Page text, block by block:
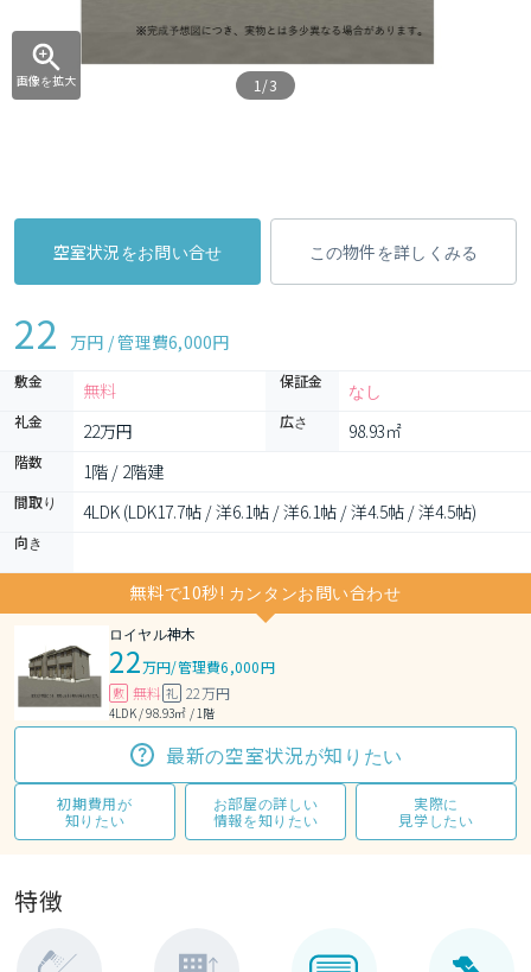
画像を拡大 1/3
空室状況をお問い合せ この物件を詳しくみる
22 万円 / 管理費6,000円
敷金 無料 保証金 なし
礼金 22万円 広さ 98.93㎡
階数 1階 / 2階建
間取り 4LDK (LDK17.7帖 / 洋6.1帖 / 洋6.1帖 / 洋4.5帖 / 洋4.5帖)
向き
無料で10秒! カンタンお問い合わせ
ロイヤル神木
22万円/管理費6,000円
敷 無料 礼 22万円
4LDK / 98.93㎡ / 1階
最新の空室状況が知りたい
初期費用が
知りたい
お部屋の詳しい
情報を知りたい
実際に
見学したい
特徴